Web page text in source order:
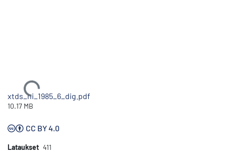
Ladataan...
xtds_hi_1985_6_dig.pdf
10.17 MB
CC BY 4.0
Lataukset 411